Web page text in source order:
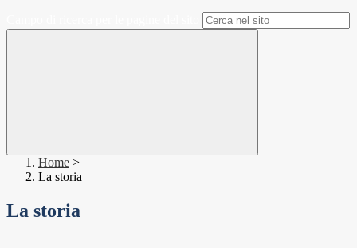
Home >
La storia
La storia